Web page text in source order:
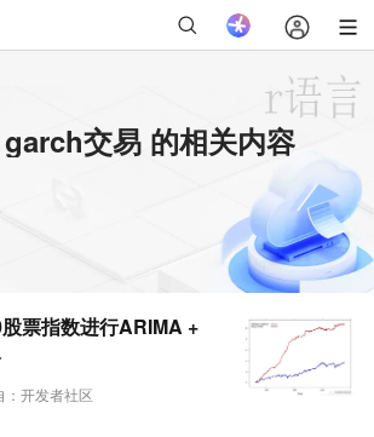
交易 的相关内容
：开发者社区
票指数进行ARIMA +